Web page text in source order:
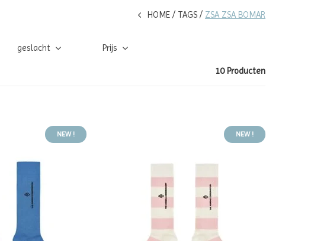
HOME TAGS ZSA ZSA BOMAR
geslacht Prijs
10 Producten
NEW ! NEW !